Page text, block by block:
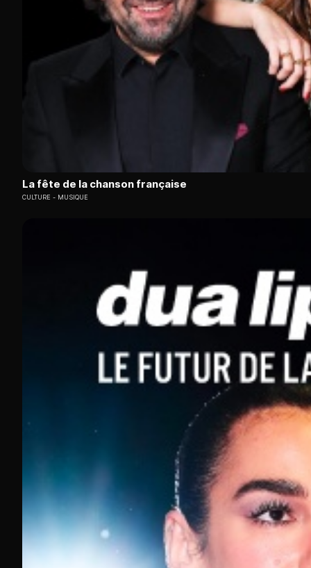
La fête de la chanson française
CULTURE MUSIQUE